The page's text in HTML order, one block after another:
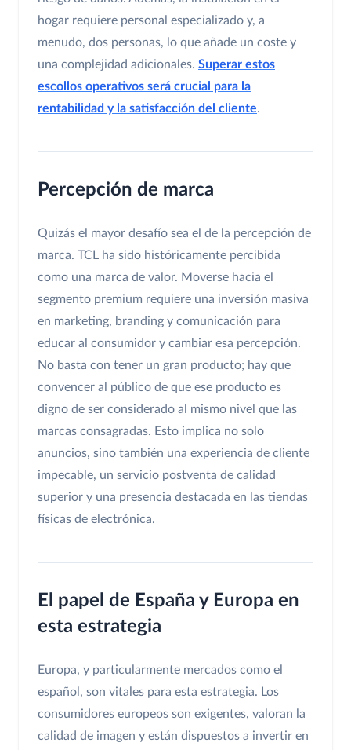
hogar requiere personal especializado y, a
menudo, dos personas, lo que añade un coste y
una complejidad adicionales. Superar estos
escollos operativos será crucial para la
rentabilidad y la satisfacción del cliente.
Percepción de marca
Quizás el mayor desafío sea el de la percepción de
marca. TCL ha sido históricamente percibida
como una marca de valor. Moverse hacia el
segmento premium requiere una inversión masiva
en marketing, branding y comunicación para
educar al consumidor y cambiar esa percepción.
No basta con tener un gran producto; hay que
convencer al público de que ese producto es
digno de ser considerado al mismo nivel que las
marcas consagradas. Esto implica no solo
anuncios, sino también una experiencia de cliente
impecable, un servicio postventa de calidad
superior y una presencia destacada en las tiendas
físicas de electrónica.
El papel de España y Europa en
esta estrategia
Europa, y particularmente mercados como el
español, son vitales para esta estrategia. Los
consumidores europeos son exigentes, valoran la
calidad de imagen y están dispuestos a invertir en